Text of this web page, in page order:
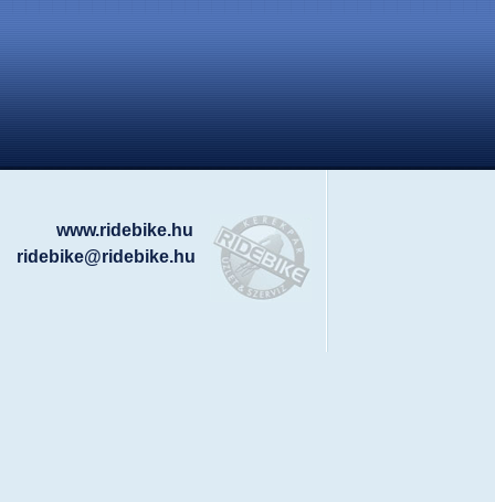
www.ridebike.hu
ridebike@ridebike.hu